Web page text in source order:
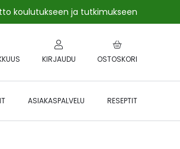
koulutukseen ja tutkimukseen
OSTOSKORI
KIRJAUDU
ASIAKASPALVELU RESEPTIT